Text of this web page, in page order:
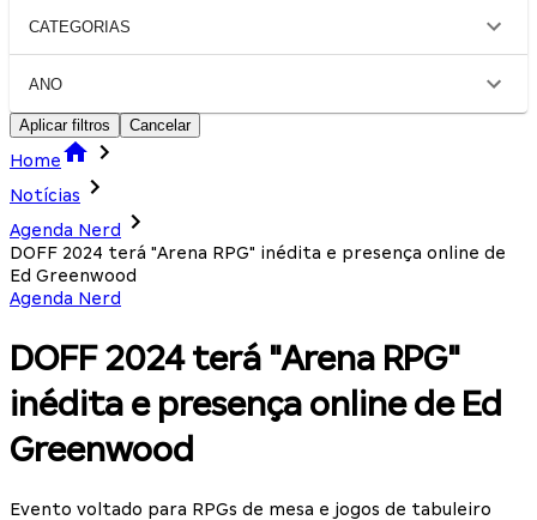
CATEGORIAS
ANO
Aplicar filtros Cancelar
Home
Notícias
Agenda Nerd
DOFF 2024 terá "Arena RPG" inédita e presença online de
Ed Greenwood
Agenda Nerd
DOFF 2024 terá "Arena RPG"
inédita e presença online de Ed
Greenwood
Evento voltado para RPGs de mesa e jogos de tabuleiro